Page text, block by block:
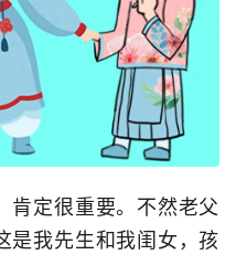
肯定很重要。不然老父
是我先生和我闺女，孩